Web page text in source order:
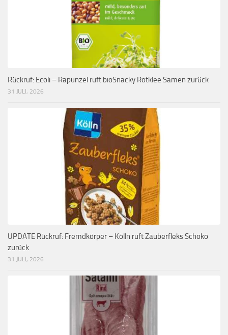
Rückruf: Ecoli – Rapunzel ruft bioSnacky Rotklee Samen zurück
31 JULI, 2026
UPDATE Rückruf: Fremdkörper – Kölln ruft Zauberfleks Schoko
zurück
31 JULI, 2026